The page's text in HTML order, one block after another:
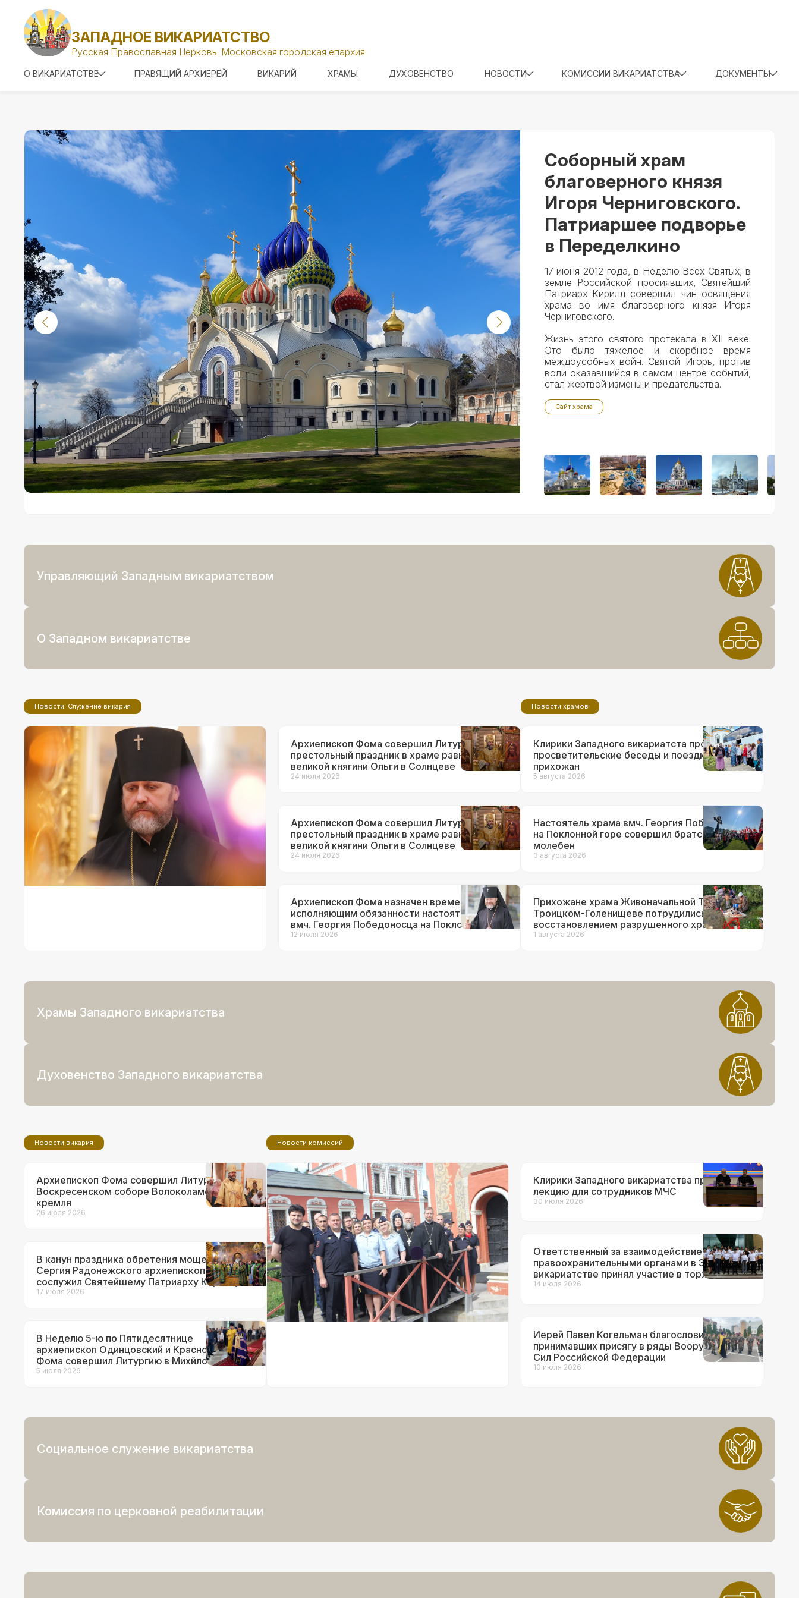
ЗАПАДНОЕ ВИКАРИАТСТВО
Русская Православная Церковь. Московская городская епархия
О ВИКАРИАТСТВЕ ПРАВЯЩИЙ АРХИЕРЕЙ ВИКАРИЙ ХРАМЫ ДУХОВЕНСТВО НОВОСТИ КОМИССИИ ВИКАРИАТСТВА ДОКУМЕНТЫ
Соборный храм
благоверного князя
Игоря Черниговского.
Патриаршее подворье
в Переделкино
17 июня 2012 года, в Неделю Всех Святых, в
земле Российской просиявших, Святейший
Патриарх Кирилл совершил чин освящения
храма во имя благоверного князя Игоря
Черниговского.
Жизнь этого святого протекала в XII веке.
Это было тяжелое и скорбное время
междоусобных войн. Святой Игорь, против
воли оказавшийся в самом центре событий,
стал жертвой измены и предательства.
Сайт храма
Управляющий Западным викариатством
О Западном викариатстве
Новости. Служение викария
Архиепископ Фома освобожден от
должности врио настоятеля храма
вмч. Георгия Победоносца на
Поклонной горе
27 июля 2026
Архиепископ Фома совершил Литургию в
престольный праздник в храме равноап.
великой княгини Ольги в Солнцеве
24 июля 2026
Архиепископ Фома совершил Литургию в
престольный праздник в храме равноап.
великой княгини Ольги в Солнцеве
24 июля 2026
Архиепископ Фома назначен временно
исполняющим обязанности настоятеля храма
вмч. Георгия Победоносца на Поклонной
горе
12 июля 2026
Новости храмов
Клирики Западного викариатста провели
просветительские беседы и поездки для
прихожан
5 августа 2026
Настоятель храма вмч. Георгия Победоносца
на Поклонной горе совершил братский
молебен
3 августа 2026
Прихожане храма Живоначальной Троицы в
Троицком-Голенищеве потрудились над
восстановлением разрушенного храма
1 августа 2026
Храмы Западного викариатства
Духовенство Западного викариатства
Новости викария
Архиепископ Фома совершил Литургию в
Воскресенском соборе Волоколамского
кремля
26 июля 2026
В канун праздника обретения мощей прп.
Сергия Радонежского архиепископ Фома
сослужил Святейшему Патриарху Кириллу за
всенощным бдением в Троице-Сергиевой
17 июля 2026
В Неделю 5-ю по Пятидесятнице
архиепископ Одинцовский и Красногорский
Фома совершил Литургию в Михйлово-
Архангельском храме в г.о. Краснознаменск
5 июля 2026
Новости комиссий
Сотрудники полиции ЗАО в рамках
сотрудничества с РПЦ посетили
Высоко-Петровский монастырь
7 августа 2026
Клирики Западного викариатства прочитали
лекцию для сотрудников МЧС
30 июля 2026
Ответственный за взаимодействие с ВС и
правоохранительными органами в Западном
викариатстве принял участие в торжествах
по поводу 90-летия образования ГАИ
14 июля 2026
Иерей Павел Когельман благословил
принимавших присягу в ряды Вооруженных
Сил Российской Федерации
10 июля 2026
Социальное служение викариатства
Комиссия по церковной реабилитации